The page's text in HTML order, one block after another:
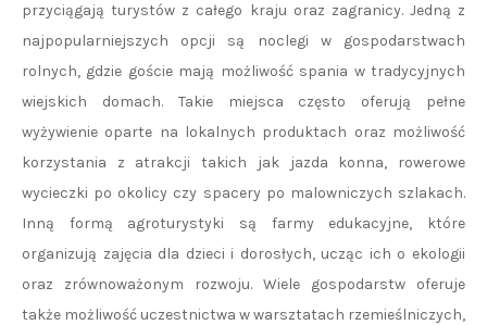
przyciągają turystów z całego kraju oraz zagranicy. Jedną z
najpopularniejszych opcji są noclegi w gospodarstwach
rolnych, gdzie goście mają możliwość spania w tradycyjnych
wiejskich domach. Takie miejsca często oferują pełne
wyżywienie oparte na lokalnych produktach oraz możliwość
korzystania z atrakcji takich jak jazda konna, rowerowe
wycieczki po okolicy czy spacery po malowniczych szlakach.
Inną formą agroturystyki są farmy edukacyjne, które
organizują zajęcia dla dzieci i dorosłych, ucząc ich o ekologii
oraz zrównoważonym rozwoju. Wiele gospodarstw oferuje
także możliwość uczestnictwa w warsztatach rzemieślniczych,